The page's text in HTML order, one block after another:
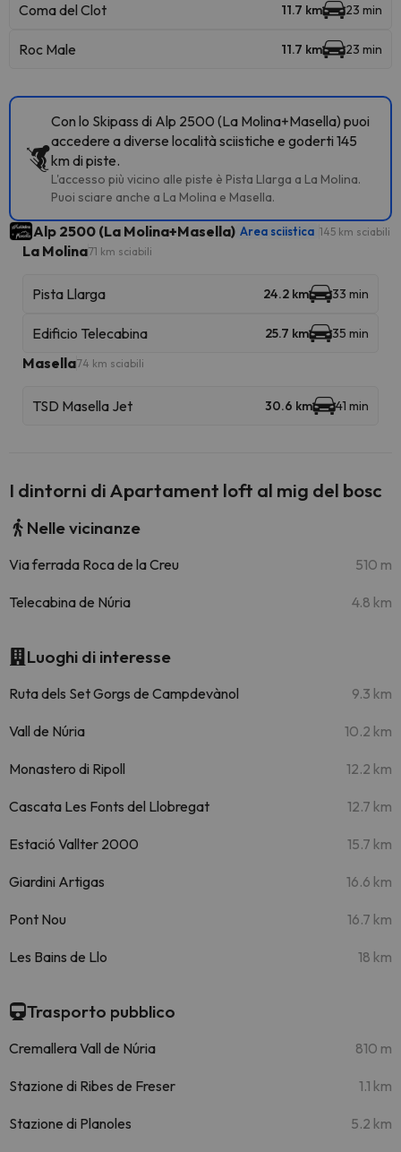
Coma del Clot 11.7 km 23 min
Roc Male 11.7 km 23 min
Con lo Skipass di Alp 2500 (La Molina+Masella) puoi
accedere a diverse località sciistiche e goderti 145
km di piste.
L'accesso più vicino alle piste è Pista Llarga a La Molina.
Puoi sciare anche a La Molina e Masella.
Alp 2500 (La Molina+Masella) Area sciistica 145 km sciabili
La Molina71 km sciabili
Pista Llarga 24.2 km 33 min
Edificio Telecabina 25.7 km 35 min
Masella74 km sciabili
TSD Masella Jet 30.6 km 41 min
I dintorni di Apartament loft al mig del bosc
Nelle vicinanze
Via ferrada Roca de la Creu 510 m
Telecabina de Núria 4.8 km
Luoghi di interesse
Ruta dels Set Gorgs de Campdevànol 9.3 km
Vall de Núria 10.2 km
Monastero di Ripoll 12.2 km
Cascata Les Fonts del Llobregat 12.7 km
Estació Vallter 2000 15.7 km
Giardini Artigas 16.6 km
Pont Nou 16.7 km
Les Bains de Llo 18 km
Trasporto pubblico
Cremallera Vall de Núria 810 m
Stazione di Ribes de Freser 1.1 km
Stazione di Planoles 5.2 km